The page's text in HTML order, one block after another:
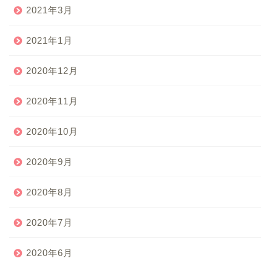
2021年3月
2021年1月
2020年12月
2020年11月
2020年10月
2020年9月
2020年8月
2020年7月
2020年6月